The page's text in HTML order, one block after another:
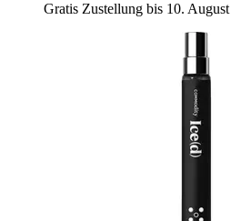
Gratis Zustellung bis 10. August